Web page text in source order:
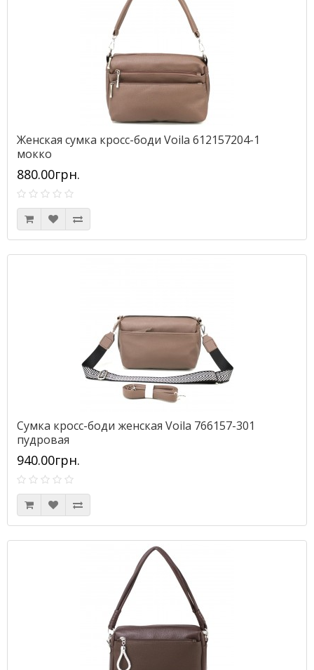
Женская сумка кросс-боди Voila 612157204-1
мокко
880.00грн.
Сумка кросс-боди женская Voila 766157-301
пудровая
940.00грн.